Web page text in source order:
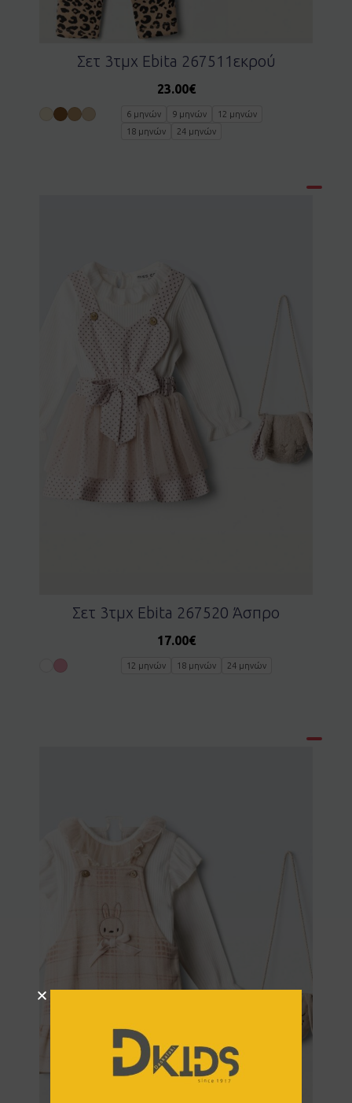
Σετ 3τμχ Ebita 267511εκρού
23.00€
6 μηνών 9 μηνών
12 μηνών
18 μηνών
24 μηνών
Σετ 3τμχ Ebita 267520 Άσπρο
17.00€
12 μηνών 18 μηνών 24 μηνών